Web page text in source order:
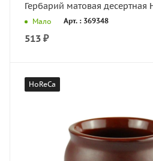
Гербарий матовая десертная
Мало Арт. : 369348
513 ₽
HoReCa